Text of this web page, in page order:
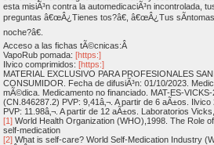
esta misiÃ³n contra la automedicaciÃ³n incontrolada,
preguntas â€œÂ¿Tienes tos?â€, â€œÂ¿Tus
noche?â€.
Acceso a las fichas tÃ©cnicas:Â
VapoRub pomada: [https:]
Ilvico comprimidos: [https:]
MATERIAL EXCLUSIVO PARA PROFESIONALES
CONSUMIDOR. Fecha de difusiÃ³n: 01/10/2023.
mÃ©dica. Medicamento no financiado. MAT-ES-
(CN.846287.2) PVP: 9,41â‚¬. A partir de 6 aÃ±os.
PVP: 11.98â‚¬. A partir de 12 aÃ±os. Laboratorios
[1] World Health Organization (WHO),1998. The Role
self-medication
[2] What is self-care? World Self-Medication Industry